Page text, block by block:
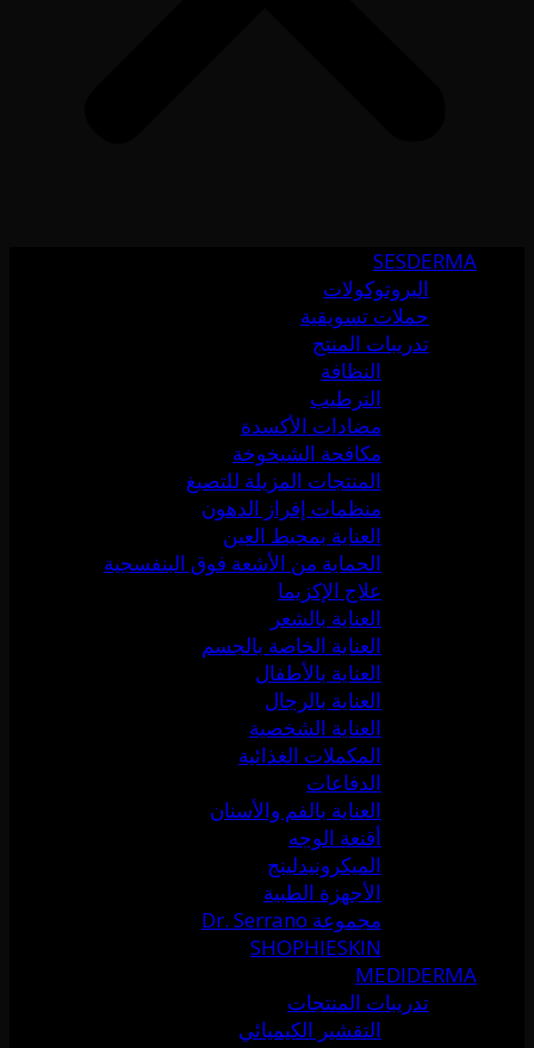
SESDERMA
البروتوكولات
حملات تسويقية
تدريبات المنتج
النظافة
الترطيب
مضادات الأكسدة
مكافحة الشيخوخة
المنتجات المزيلة للتصبغ
منظمات إفراز الدهون
العناية بمحيط العين
الحماية من الأشعة فوق البنفسجية
علاج الإكزيما
العناية بالشعر
العناية الخاصة بالجسم
العناية بالأطفال
العناية بالرجال
العناية الشخصية
المكملات الغذائية
الدفاعات
العناية بالفم والأسنان
أقنعة الوجه
الميكرونيدلينج
الأجهزة الطبية
مجموعة Dr. Serrano
SHOPHIESKIN
MEDIDERMA
تدريبات المنتجات
التقشير الكيميائي